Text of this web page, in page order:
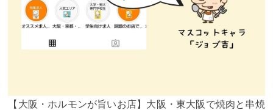
【大阪・ホルモンが旨いお店】大阪・東大阪で焼肉と串焼